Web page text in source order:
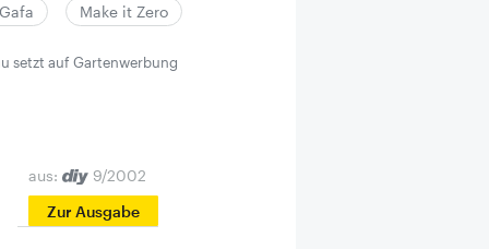
Make it Zero
setzt auf Gartenwerbung
aus:
9/2002
Zur Ausgabe